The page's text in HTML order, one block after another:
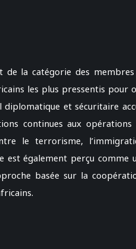
la catégorie des
les plus pressentis pour
et sécuritaire
continues aux
le terrorisme,
est également perçu
basée sur la